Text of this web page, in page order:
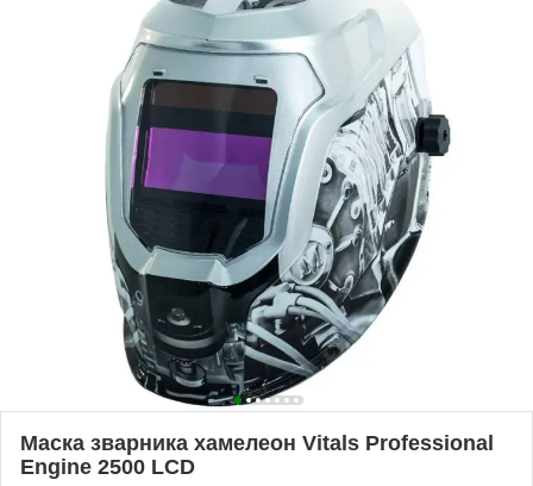
Маска зварника хамелеон Vitals Professional
Engine 2500 LCD